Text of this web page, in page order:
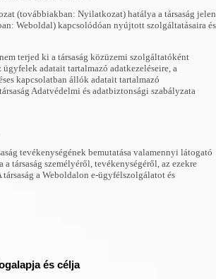
(továbbiakban: Nyilatkozat) hatálya a társaság jelen
Weboldal) kapcsolódóan nyújtott szolgáltatásaira és
terjed ki a társaság közüzemi szolgáltatóként
ügyfelek adatait tartalmazó adatkezeléseire, a
kapcsolatban állók adatait tartalmazó
Adatvédelmi és adatbiztonsági szabályzata
tevékenységének bemutatása valamennyi látogató
a társaság személyéről, tevékenységéről, az ezekre
a Weboldalon e-ügyfélszolgálatot és
és célja